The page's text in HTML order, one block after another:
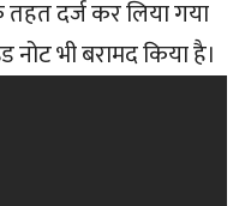
तहत दर्ज कर लिया गया
भी बरामद किया है।